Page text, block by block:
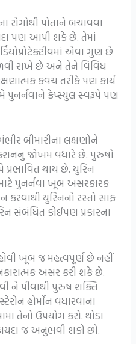
રોગોથી પોતાને બચાવવા
પણ આપી શકે છે. તેમાં
એવા ગુણ છે
રાખે છે અને તેને વિવિધ
કવચ તરીકે પણ કાર્ય
પુનર્નવાને કેપ્સ્યુલ સ્વરૂપે પણ
બીમારીના લક્ષણોને
જોખમ વધારે છે. પુરુષો
થાય છે. યુરિન
પુનર્નવા ખૂબ અસરકારક
યુરિનનો રસ્તો સાફ
સંબંધિત કોઈપણ પ્રકારના
ખૂબ જ મહત્વપૂર્ણ છે નહીં
અસર કરી શકે છે.
ને પીવાથી પુરુષ શક્તિ
હોર્મોન વધારવાના
તેનો ઉપયોગ કરો. થોડા
જ અનુભવી શકો છો.